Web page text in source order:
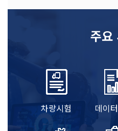
주요
차량시험 데이